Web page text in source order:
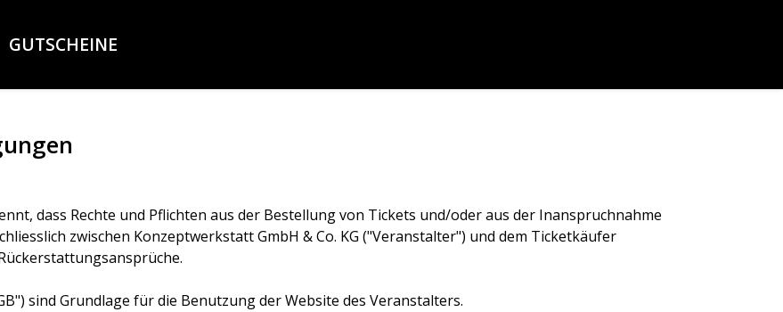
GUTSCHEINE
dass Rechte und Pflichten aus der Bestellung von Tickets und/oder aus der Inanspruchnahme
zwischen Konzeptwerkstatt GmbH & Co. KG ("Veranstalter") und dem Ticketkäufer
sind Grundlage für die Benutzung der Website des Veranstalters.